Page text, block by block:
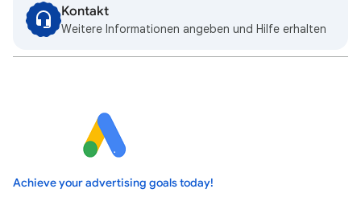
Kontakt
Weitere Informationen angeben und Hilfe erhalten
Achieve your advertising goals today!